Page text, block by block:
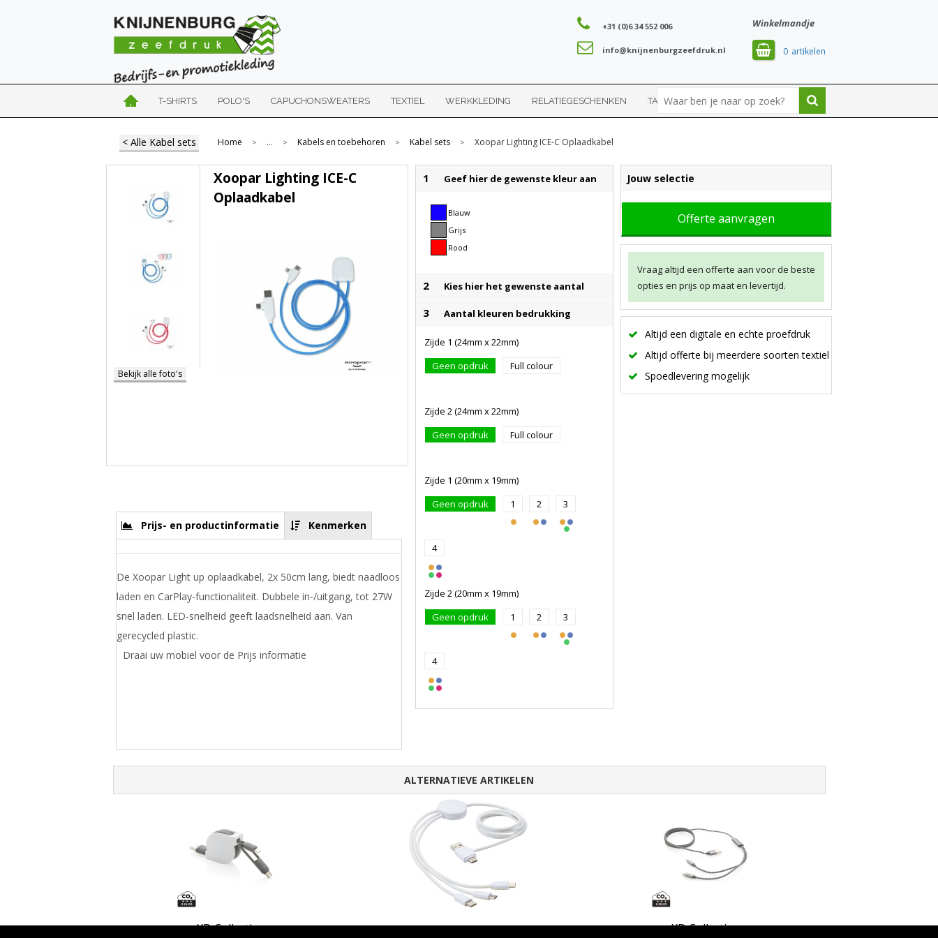
Winkelmandje
0
+31 (0)6 34 552 006
info@knijnenburgzeefdruk.nl
T-SHIRTS POLO'S CAPUCHONSWEATERS TEXTIEL WERKKLEDING RELATIEGESCHENKEN TASSEN SPORT
< Alle Kabel sets Home > ... > Kabels en toebehoren > Kabel sets > Xoopar Lighting ICE-C Oplaadkabel
1 Geef hier de gewenste kleur aan
Blauw
Grijs
Rood
2 Kies hier het gewenste aantal
3 Aantal kleuren bedrukking
Zijde 1 (24mm x 22mm)
Geen opdruk
Full colour
Zijde 2 (24mm x 22mm)
Geen opdruk
Full colour
Zijde 1 (20mm x 19mm)
Geen opdruk
1 2 3
4
Zijde 2 (20mm x 19mm)
Geen opdruk
1 2 3
4
Jouw selectie
Offerte aanvragen
Vraag altijd een offerte aan voor de beste
opties en prijs op maat en levertijd.
Altijd een digitale en echte proefdruk
Altijd offerte bij meerdere soorten textiel
Spoedlevering mogelijk
Bekijk alle foto's
Xoopar Lighting ICE-C
Oplaadkabel
Prijs- en productinformatie Kenmerken
De Xoopar Light up oplaadkabel, 2x 50cm lang, biedt naadloos
laden en CarPlay-functionaliteit. Dubbele in-/uitgang, tot 27W
snel laden. LED-snelheid geeft laadsnelheid aan. Van
gerecycled plastic.
Draai uw mobiel voor de Prijs informatie
ALTERNATIEVE ARTIKELEN
XD Collection XD Collection